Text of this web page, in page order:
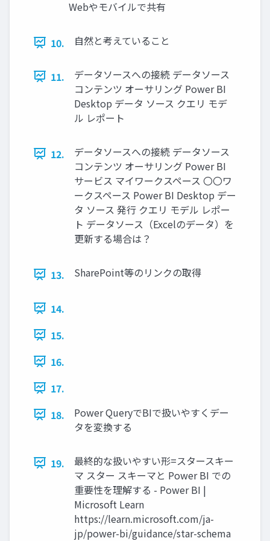
Webやモバイルで共有
10. 自然と考えていること
11.
データソースへの接続 データソース
コンテンツ オーサリング Power BI
Desktop データ ソース クエリ モデ
ル レポート
12.
データソースへの接続 データソース
コンテンツ オーサリング Power BI
サービス マイワークスペース 〇〇ワ
ークスペース Power BI Desktop デー
タ ソース 発行 クエリ モデル レポー
ト データソース（Excelのデータ）を
更新する場合は？
13. SharePoint等のリンクの取得
14.
15.
16.
17.
18.
Power QueryでBIで扱いやすくデー
タを変換する
19.
最終的な扱いやすい形=スタースキー
マ スター スキーマと Power BI での
重要性を理解する - Power BI |
Microsoft Learn
https://learn.microsoft.com/ja-
jp/power-bi/guidance/star-schema